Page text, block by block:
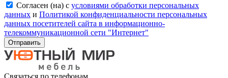
Согласен (на) с условиями обработки персональных
данных и Политикой конфиденциальности персональных
данных посетителей сайта в информационно-
телекоммуникационной сети "Интернет"
Отправить